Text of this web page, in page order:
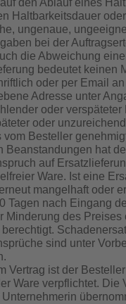
den Ablauf eines
Haltbarkeitsdauer
ungenaue,
bei der
die Abweichung
bedeutet keinen
oder per Email
Adresse unter
oder verspäteter
oder
vom Besteller
Beanstandungen hat
auf
Ware. Ist eine
mangelhaft oder
Tagen nach Eingang
Minderung des Preises
sind unter
Vertrag ist der
Ware verpflichtet. Die